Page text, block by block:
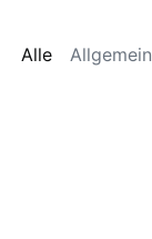
Allgemein
Alle